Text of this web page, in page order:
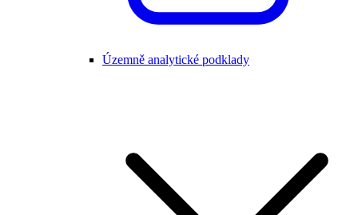
Územně analytické podklady